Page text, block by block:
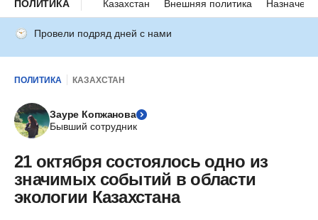
ПОЛИТИКА Казахстан Внешняя политика
Провели подряд дней с нами
ПОЛИТИКА КАЗАХСТАН
Зауре Копжанова
Бывший сотрудник
21 октября состоялось одно из
значимых событий в области
экологии Казахстана